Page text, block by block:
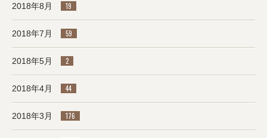
2018年8月 19
2018年7月 59
2018年5月 2
2018年4月 44
2018年3月 176